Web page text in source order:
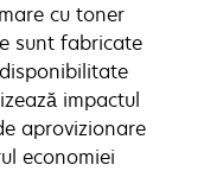
cu toner
sunt fabricate
impactul
aprovizionare
economiei